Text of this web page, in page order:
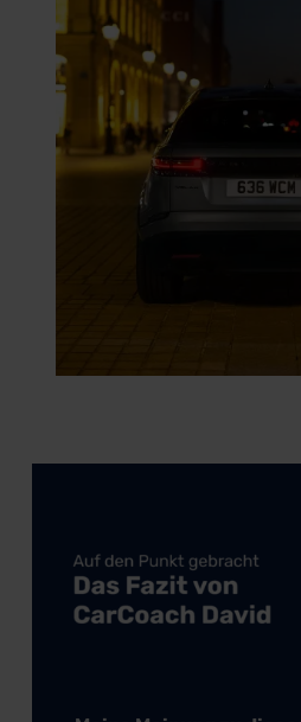
der EU erfolgt, erfolgt dies
Grundlage eines
Kommission (Art. 45 Abs. 1
Standarddatenschutzklauseln
DSGVO) oder wenn Sie hierzu
erteilen. Nähere Informationen
Datenschutzklauseln können